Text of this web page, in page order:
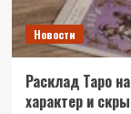
Новости
Расклад Таро
характер и